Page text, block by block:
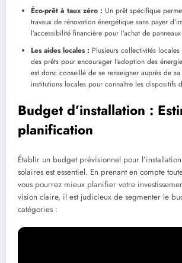
Éco-prêt à taux zéro : Un prêt spécifique
travaux de rénovation énergétique sans payer
l’accessibilité financière pour l’achat de
Les aides locales : Plusieurs collectivités
des prêts pour encourager l’adoption des
est donc conseillé de se renseigner auprès de sa
institutions locales pour connaître les dispositifs
Budget d’installation :
planification
Établir un budget prévisionnel pour
solaires est essentiel. En prenant en compte
vous pourrez mieux planifier votre
vision claire, il est judicieux de segmenter le
catégories :